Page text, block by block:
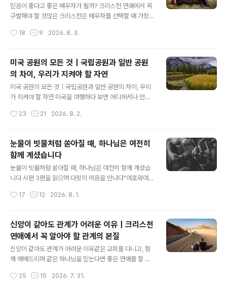
래서 하나님의 인도하심을 믿는 것과 관계를 위해 노력하
는 것은 서로 반대되는 일이 아닙니다. 오히려 사랑을 배우
나님은 관계를 통해 사람을 성장시키십니다성경 속 믿음의
믿음이 좋다고 좋은 배우자가 될까? 크리스천 연애에서 꼭
구별해야 할 것많은 크리스천은 배우자를 선택할 때 가장
생활을 꾸준히 하는가?''봉사와 섬김에 적극적인가?'이 질
기 때문입니다.하지만 여기에서 한 가지 더 확인해야 할 것
이 있습니다.믿음이 좋은 사람과 좋은 배우자는 반드시 같
은 의미는 아니라는 점입니다.하지만 건강한 결혼은 단순
히 같은 믿음을 갖는 것만으로 이루어지지 않습니다. 실제
요?함께 읽으면 좋은 글→「신앙이 같아도 관계가 어려운
18 9 2026. 8. 3.
미국 공원의 모든 것｜국립공원과 일반 공원
의 차이, 우리가 지켜야 할 자연
미국 공원의 모든 것｜국립공원과 일반 공원의 차이, 우리
가 지켜야 할 자연 미국을 여행하다 보면 어디에서나 만나
래된 숲, 깊은 협곡, 야생동물이 살아가는 광대한 땅.미국의
곳은 수백 년, 수천 년 동안 이어져 온 자연 생태계를 보호
하는 공간입니다.하지만 최근 미국 국립공원은 새로운 위
협을 마주하고 있습니다.바로 **대형 산불(Wildfire)**입
니다.산불은 단순히 나무가 타는 문제가 아닙니다.야생동
물의 서식지, 인간의 안전, 수질, 공기의 질까지 영향을 미
Park)이란?미국 국립공원은 연방 정부가 특별한 자연·문
23 21 2026. 8. 2.
눈물이 빗물처럼 쏟아질 때, 하나님은 여전히
함께 계셨습니다
눈물이 빗물처럼 쏟아질 때, 하나님은 여전히 함께 계셨습
니다 시편 3편을 읽으며 다윗의 마음을 만나다"여호와여
자니이다."(시편 3:3) 시편 3편은 다윗이 아들 압살롬을 피
신을 죽이려는 사람들이 있었고, 심지어 사람들은 "하나님
도 너를 도와주지 않는다"라고 조롱했습니다.그런데도 다
윗은 하나님을 향해 부르짖었습니다.그 말씀을 읽는 순간
제 마음이 무너졌습니다.'아... 지금의 내 마음이 바로 이렇
구나.' 함께 읽으면 좋은 글▶ 기도하면 다 하나님의 뜻일
무 단순합니다."하나님, 우리 아들을 살려 주세요."기도를
17 12 2026. 8. 1.
신앙이 같아도 관계가 어려운 이유｜크리스천
연애에서 꼭 알아야 할 관계의 본질
신앙이 같아도 관계가 어려운 이유같은 교회를 다니고, 함
께 예배드리며 같은 하나님을 믿는다면 좋은 연애를 할 수
리스천은 배우자를 선택할 때 **'신앙이 같은가'**를 가장
25 15 2026. 7. 31.